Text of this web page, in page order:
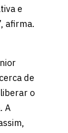
e
afirma.
de
o
A